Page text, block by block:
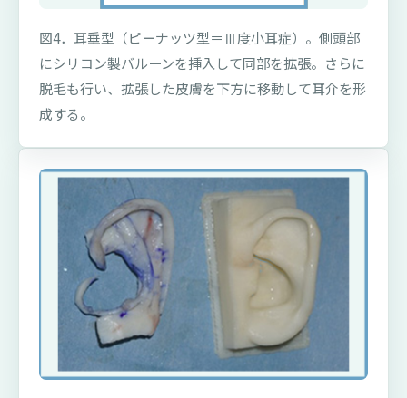
図4．耳垂型（ピーナッツ型＝Ⅲ度小耳症）。側頭部
にシリコン製バルーンを挿入して同部を拡張。さらに
脱毛も行い、拡張した皮膚を下方に移動して耳介を形
成する。